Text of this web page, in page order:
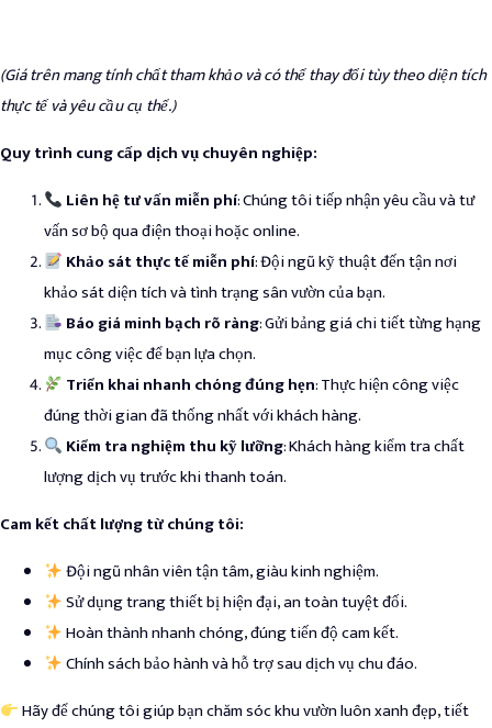
(Giá trên mang tính chất tham khảo và có thể thay đổi tùy theo diện tích
thực tế và yêu cầu cụ thể.)
Quy trình cung cấp dịch vụ chuyên nghiệp:
Liên hệ tư vấn miễn phí: Chúng tôi tiếp nhận yêu cầu và tư
vấn sơ bộ qua điện thoại hoặc online.
Khảo sát thực tế miễn phí: Đội ngũ kỹ thuật đến tận nơi
khảo sát diện tích và tình trạng sân vườn của bạn.
Báo giá minh bạch rõ ràng: Gửi bảng giá chi tiết từng hạng
mục công việc để bạn lựa chọn.
Triển khai nhanh chóng đúng hẹn: Thực hiện công việc
đúng thời gian đã thống nhất với khách hàng.
Kiểm tra nghiệm thu kỹ lưỡng: Khách hàng kiểm tra chất
lượng dịch vụ trước khi thanh toán.
Cam kết chất lượng từ chúng tôi:
Đội ngũ nhân viên tận tâm, giàu kinh nghiệm.
Sử dụng trang thiết bị hiện đại, an toàn tuyệt đối.
Hoàn thành nhanh chóng, đúng tiến độ cam kết.
Chính sách bảo hành và hỗ trợ sau dịch vụ chu đáo.
Hãy để chúng tôi giúp bạn chăm sóc khu vườn luôn xanh đẹp, tiết